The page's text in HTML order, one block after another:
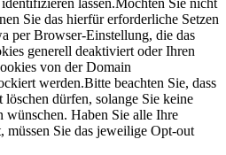
lassen.Möchten Sie nicht
Sie das hierfür erforderliche Setzen
per Browser-Einstellung, die das
generell deaktiviert oder Ihren
von der Domain
werden.Bitte beachten Sie, dass
dürfen, solange Sie keine
wünschen. Haben Sie alle Ihre
Sie das jeweilige Opt-out